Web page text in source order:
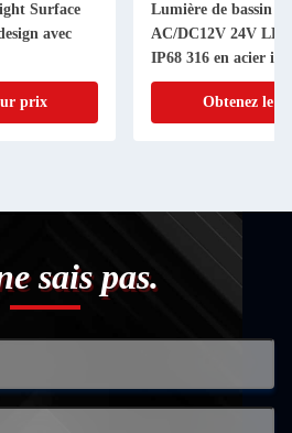
Surface
avec
prix
Lumière de bassin
AC/DC12V 24V
IP68 316 en acier
Obtenez le
sais pas.